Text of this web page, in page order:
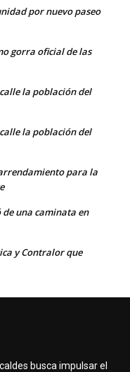
por nuevo paseo
gorra oficial de las
la población del
la población del
para la
una caminata en
y Contralor que
busca impulsar el